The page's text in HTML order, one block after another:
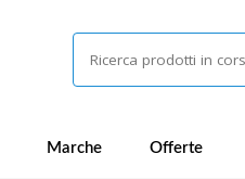
Marche Offerte